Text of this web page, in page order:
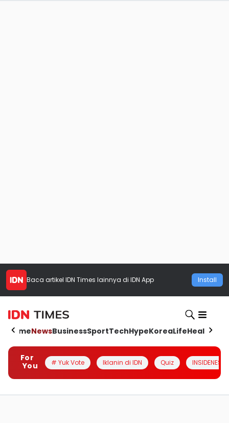
Baca artikel IDN Times lainnya di IDN App Install
HomeNewsBusinessSportTechHypeKoreaLifeHealth
For
You
# Yuk Vote Iklanin di IDN Quiz INSIDENESIA